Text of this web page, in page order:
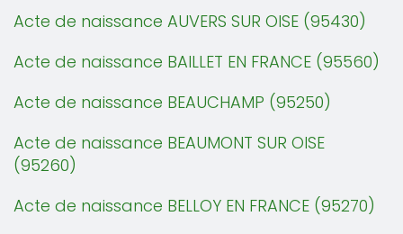
Acte de naissance AUVERS SUR OISE (95430)
Acte de naissance BAILLET EN FRANCE (95560)
Acte de naissance BEAUCHAMP (95250)
Acte de naissance BEAUMONT SUR OISE
(95260)
Acte de naissance BELLOY EN FRANCE (95270)